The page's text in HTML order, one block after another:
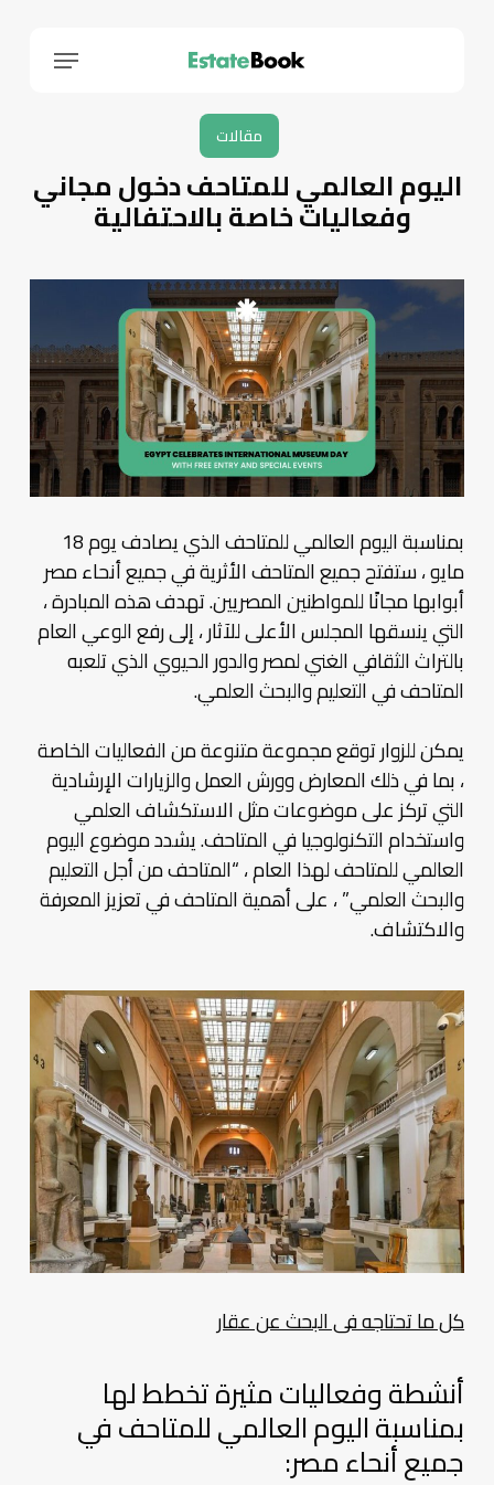
Menu
مقالات
اليوم العالمي للمتاحف دخول مجاني
وفعاليات خاصة بالاحتفالية
بمناسبة اليوم العالمي للمتاحف الذي يصادف يوم 18
مايو ، ستفتح جميع المتاحف الأثرية في جميع أنحاء مصر
أبوابها مجانًا للمواطنين المصريين. تهدف هذه المبادرة ،
التي ينسقها المجلس الأعلى للآثار ، إلى رفع الوعي العام
بالتراث الثقافي الغني لمصر والدور الحيوي الذي تلعبه
المتاحف في التعليم والبحث العلمي.
يمكن للزوار توقع مجموعة متنوعة من الفعاليات الخاصة
، بما في ذلك المعارض وورش العمل والزيارات الإرشادية
التي تركز على موضوعات مثل الاستكشاف العلمي
واستخدام التكنولوجيا في المتاحف. يشدد موضوع اليوم
العالمي للمتاحف لهذا العام ، “المتاحف من أجل التعليم
والبحث العلمي” ، على أهمية المتاحف في تعزيز المعرفة
والاكتشاف.
كل ما تحتاجه فى البحث عن عقار
أنشطة وفعاليات مثيرة تخطط لها
بمناسبة اليوم العالمي للمتاحف في
جميع أنحاء مصر: